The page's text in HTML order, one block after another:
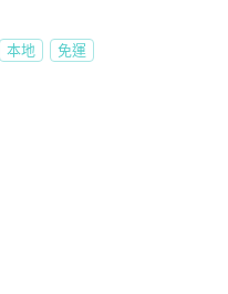
本地 免運